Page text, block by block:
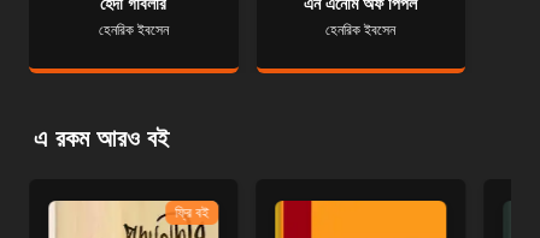
হেদা গাবলার
হেনরিক ইবসেন
এন এনেমি অফ পিপল
হেনরিক ইবসেন
এ রকম আরও বই
ফ্রি বই